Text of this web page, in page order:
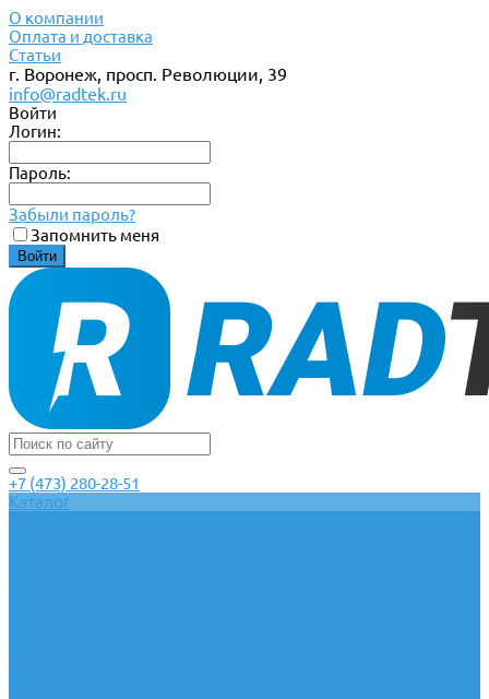
О компании
Оплата и доставка
Статьи
г. Воронеж, просп. Революции, 39
info@radtek.ru
Войти
Логин:
Пароль:
Забыли пароль?
Запомнить меня
+7 (473) 280-28-51
Каталог